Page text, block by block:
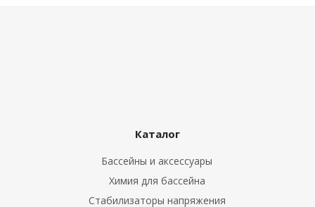
Каталог
Бассейны и аксессуары
Химия для бассейна
Стабилизаторы напряжения